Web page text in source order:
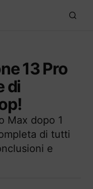
13 Pro
di
Max dopo 1
di tutti
e